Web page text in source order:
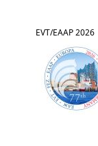
EVT/EAAP 2026